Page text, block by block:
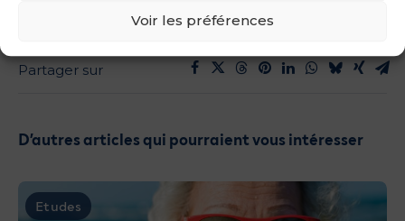
Voir les préférences
D’autres articles qui pourraient vous intéresser
Etudes